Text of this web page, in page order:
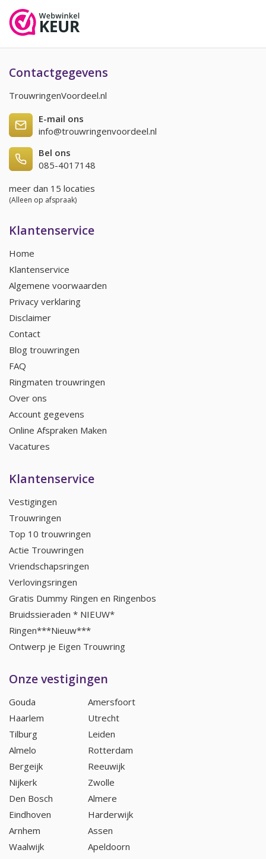
Contactgegevens
TrouwringenVoordeel.nl
E-mail ons
info@trouwringenvoordeel.nl
Bel ons
085-4017148
meer dan 15 locaties
(Alleen op afspraak)
Klantenservice
Home
Klantenservice
Algemene voorwaarden
Privacy verklaring
Disclaimer
Contact
Blog trouwringen
FAQ
Ringmaten trouwringen
Over ons
Account gegevens
Online Afspraken Maken
Vacatures
Klantenservice
Vestigingen
Trouwringen
Top 10 trouwringen
Actie Trouwringen
Vriendschapsringen
Verlovingsringen
Gratis Dummy Ringen en Ringenbos
Bruidssieraden * NIEUW*
Ringen***Nieuw***
Ontwerp je Eigen Trouwring
Onze vestigingen
Gouda
Haarlem
Tilburg
Almelo
Bergeijk
Nijkerk
Den Bosch
Eindhoven
Arnhem
Waalwijk
Amersfoort
Utrecht
Leiden
Rotterdam
Reeuwijk
Zwolle
Almere
Harderwijk
Assen
Apeldoorn